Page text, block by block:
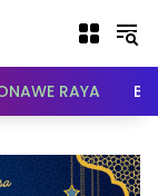
RAYA